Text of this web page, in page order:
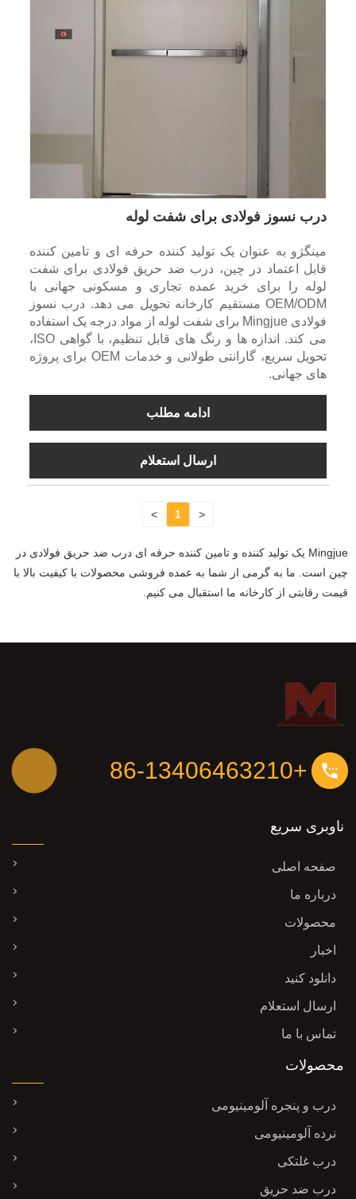
درب نسوز فولادی برای شفت لوله
مینگژو به عنوان یک تولید کننده حرفه ای و تامین کننده
قابل اعتماد در چین، درب ضد حریق فولادی برای شفت
لوله را برای خرید عمده تجاری و مسکونی جهانی با
OEM/ODM مستقیم کارخانه تحویل می دهد. درب نسوز
فولادی Mingjue برای شفت لوله از مواد درجه یک استفاده
می کند. اندازه ها و رنگ های قابل تنظیم، با گواهی ISO،
تحویل سریع، گارانتی طولانی و خدمات OEM برای پروژه
های جهانی.
ادامه مطلب
ارسال استعلام
<
1
>
Mingjue یک تولید کننده و تامین کننده حرفه ای درب ضد حریق فولادی در
چین است. ما به گرمی از شما به عمده فروشی محصولات با کیفیت بالا با
قیمت رقابتی از کارخانه ما استقبال می کنیم.
+86-13406463210
ناوبری سریع
صفحه اصلی
درباره ما
محصولات
اخبار
دانلود کنید
ارسال استعلام
تماس با ما
محصولات
درب و پنجره آلومینیومی
نرده آلومینیومی
درب غلتکی
درب ضد حریق